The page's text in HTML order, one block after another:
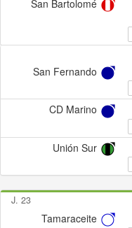
San Bartolomé
San Fernando
CD Marino
Unión Sur
J. 23
Tamaraceite